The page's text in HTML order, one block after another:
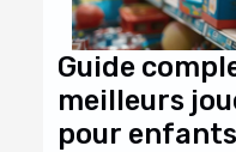
Guide
meilleurs
pour enfants